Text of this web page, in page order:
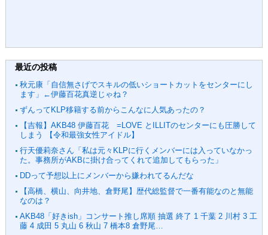
最近の投稿
秋元康「自信無さげでスキルの低いショートカットをセンターにし
ます」←伊藤百花真逆じゃね？
ずんってKLP移籍する前からこんなに人気あったの？
【吉報】AKB48 伊藤百花 =LOVE とILLITのセンターにも圧勝して
しまう 【令和最強女性アイドル】
行天優莉奈さん「私は元々KLPに行くメンバーには入っていなかっ
た。事務所がAKBに掛け合ってくれて追加してもらった」
DDって予想以上にメンバーから嫌われてるんだな
【高橋、横山、向井地、倉野尾】歴代総監督で一番有能なのと無能
なのは？
AKB48「好きish」コンサート推し席順 抽選 終了 1 千葉 2 川村 3 工
藤 4 成田 5 丸山 6 秋山 7 橋本8 倉野尾…